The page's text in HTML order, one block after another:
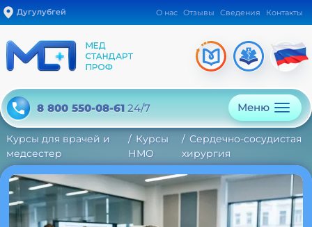
Дугулубгей О нас Отзывы Сведения Контакты
8 800 550-08-61 24/7 Меню
Курсы для врачей и
медсестер
Курсы
НМО
Сердечно-сосудистая
хирургия